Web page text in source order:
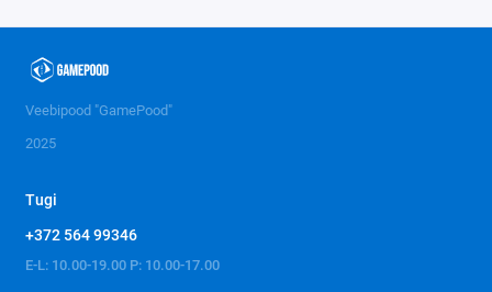
Veebipood "GamePood"
2025
Tugi
+372 564 99346
E-L: 10.00-19.00 P: 10.00-17.00